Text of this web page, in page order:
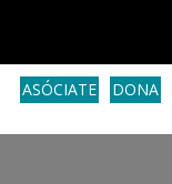
DONA
ASÓCIATE